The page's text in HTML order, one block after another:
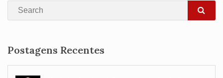
Search
Postagens Recentes